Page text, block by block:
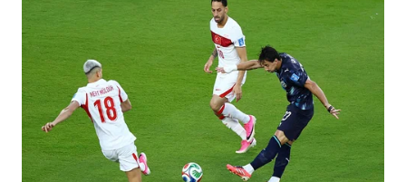
WN
SIMALUNGUN
WN
LABUHANBATU
WN